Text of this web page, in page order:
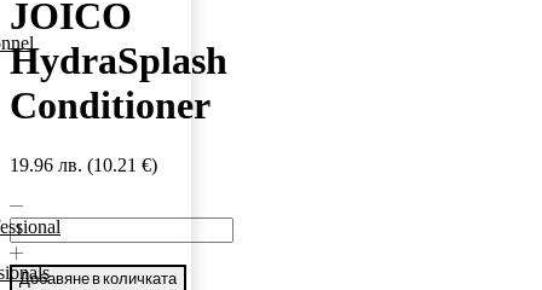
JOICO
HydraSplash
Conditioner
19.96 лв. (10.21 €)
Добавяне в количката